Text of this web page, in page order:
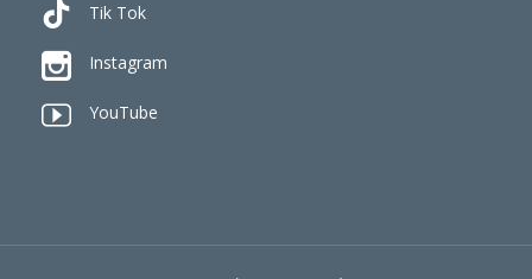
Tik Tok
 Instagram
 YouTube